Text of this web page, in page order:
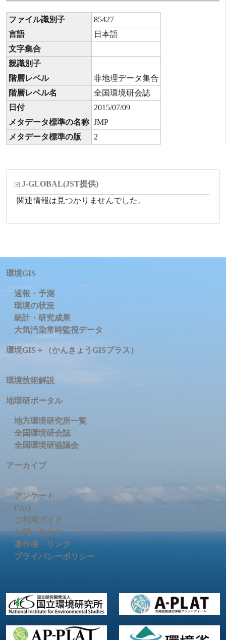
ファイル識別子
85427
言語
日本語
文字集合
親識別子
階層レベル
非地理データ集合
階層レベル名
全国環境研会誌
日付
2015/07/09
メタデータ標準の名称 JMP
メタデータ標準の版
2
J-GLOBAL(JST提供)
関連情報は見つかりませんでした。
環境GIS
速報・予測
環境の状況
統計・研究成果
大気汚染常時監視データ
環境GIS＋（かんきょうGISプラス）
環境技術解説
地環研ポータル
地方環境研究所一覧
全国環境研会誌
全国環境研協議会
アーカイブ
アンケート
FAQ
ご利用ガイド
お問い合わせ
著作権・リンク
プライバシーポリシー